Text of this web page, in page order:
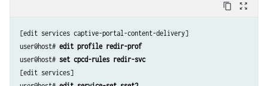
content_copy zoom_out_map
[edit services captive-portal-content-delivery]
user@host# edit profile redir-prof
user@host# set cpcd-rules redir-svc
[edit services]